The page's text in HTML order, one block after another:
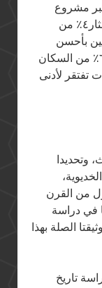
مشروع
العاصمة الجديدة امتداد لها، أدت إلى استئثار٤٪ من
بأحسن
المرافق وبأرقى الخدمات، بينما يعيش ٦٣٪ من السكان
تفتقر لأدنى
وتحديدا
من القرن
في دراسة
الصلة بهذا
تاريخ